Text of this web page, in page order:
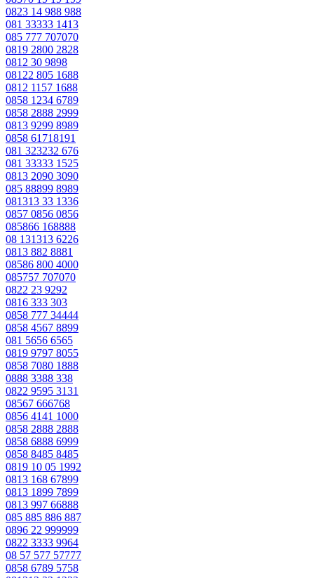
0823 14 988 988
081 33333 1413
085 777 707070
0819 2800 2828
0812 30 9898
08122 805 1688
0812 1157 1688
0858 1234 6789
0858 2888 2999
0813 9299 8989
0858 61718191
081 323232 676
081 33333 1525
0813 2090 3090
085 88899 8989
081313 33 1336
0857 0856 0856
085866 168888
08 131313 6226
0813 882 8881
08586 800 4000
085757 707070
0822 23 9292
0816 333 303
0858 777 34444
0858 4567 8899
081 5656 6565
0819 9797 8055
0858 7080 1888
0888 3388 338
0822 9595 3131
08567 666768
0856 4141 1000
0858 2888 2888
0858 6888 6999
0858 8485 8485
0819 10 05 1992
0813 168 67899
0813 1899 7899
0813 997 66888
085 885 886 887
0896 22 999999
0822 3333 9964
08 57 577 57777
0858 6789 5758